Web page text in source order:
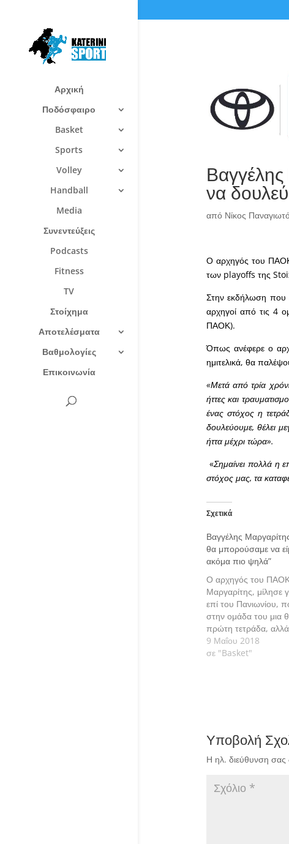
Αρχική
Ποδόσφαιρο
Basket
Sports
Volley
Handball
Media
Συνεντεύξεις
Podcasts
Fitness
TV
Στοίχημα
Αποτελέσματα
Βαθμολογίες
Επικοινωνία
να
από Νίκος
Ο αρχηγός του
των playoffs της
Στην εκδήλωση που
αρχηγοί από τις 4
ΠΑΟΚ).
Όπως ανέφερε ο
ημιτελικά, θα
«Μετά από τρία
ήττες και
ένας στόχος η
δουλεύουμε, θέλει
ήττα μέχρι τώρα».
«Σημαίνει πολλά η
στόχος μας, τα
Σχετικά
Βαγγέλης
θα μπορούσαμε να
ακόμα πιο ψηλά”
Ο αρχηγός του
Μαργαρίτης, μίλησε
επί του Πανιωνίου,
στην ομάδα του μια
πρώτη τετράδα, αλλά
πλέι οφ που έρχονται.
9 Μαΐου 2018
σε "Basket"
Υποβολή
Η ηλ. διεύθυνση σας